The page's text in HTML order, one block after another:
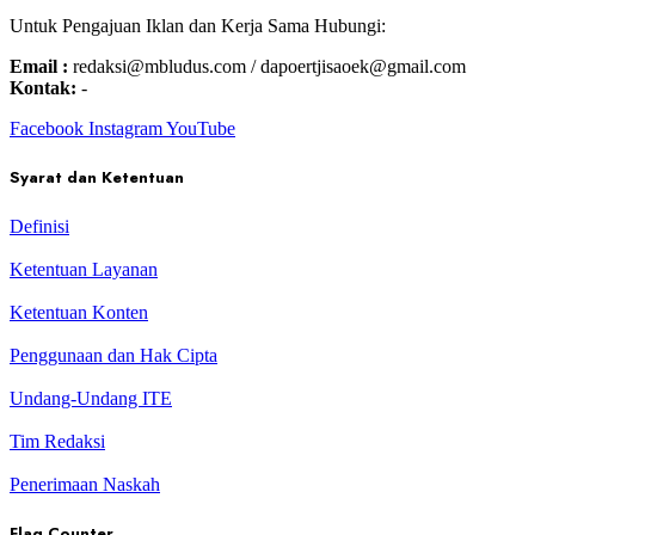
Untuk Pengajuan Iklan dan Kerja Sama Hubungi:
Email : redaksi@mbludus.com / dapoertjisaoek@gmail.com
Kontak: -
Facebook InstagramYouTube
Syarat dan Ketentuan
Definisi
Ketentuan Layanan
Ketentuan Konten
Penggunaan dan Hak Cipta
Undang-Undang ITE
Tim Redaksi
Penerimaan Naskah